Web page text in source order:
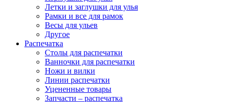
Летки и заглушки для улья
Рамки и все для рамок
Весы для ульев
Другое
Распечатка
Столы для распечатки
Ванночки для распечатки
Ножи и вилки
Линии распечатки
Уцененные товары
Запчасти – распечатка